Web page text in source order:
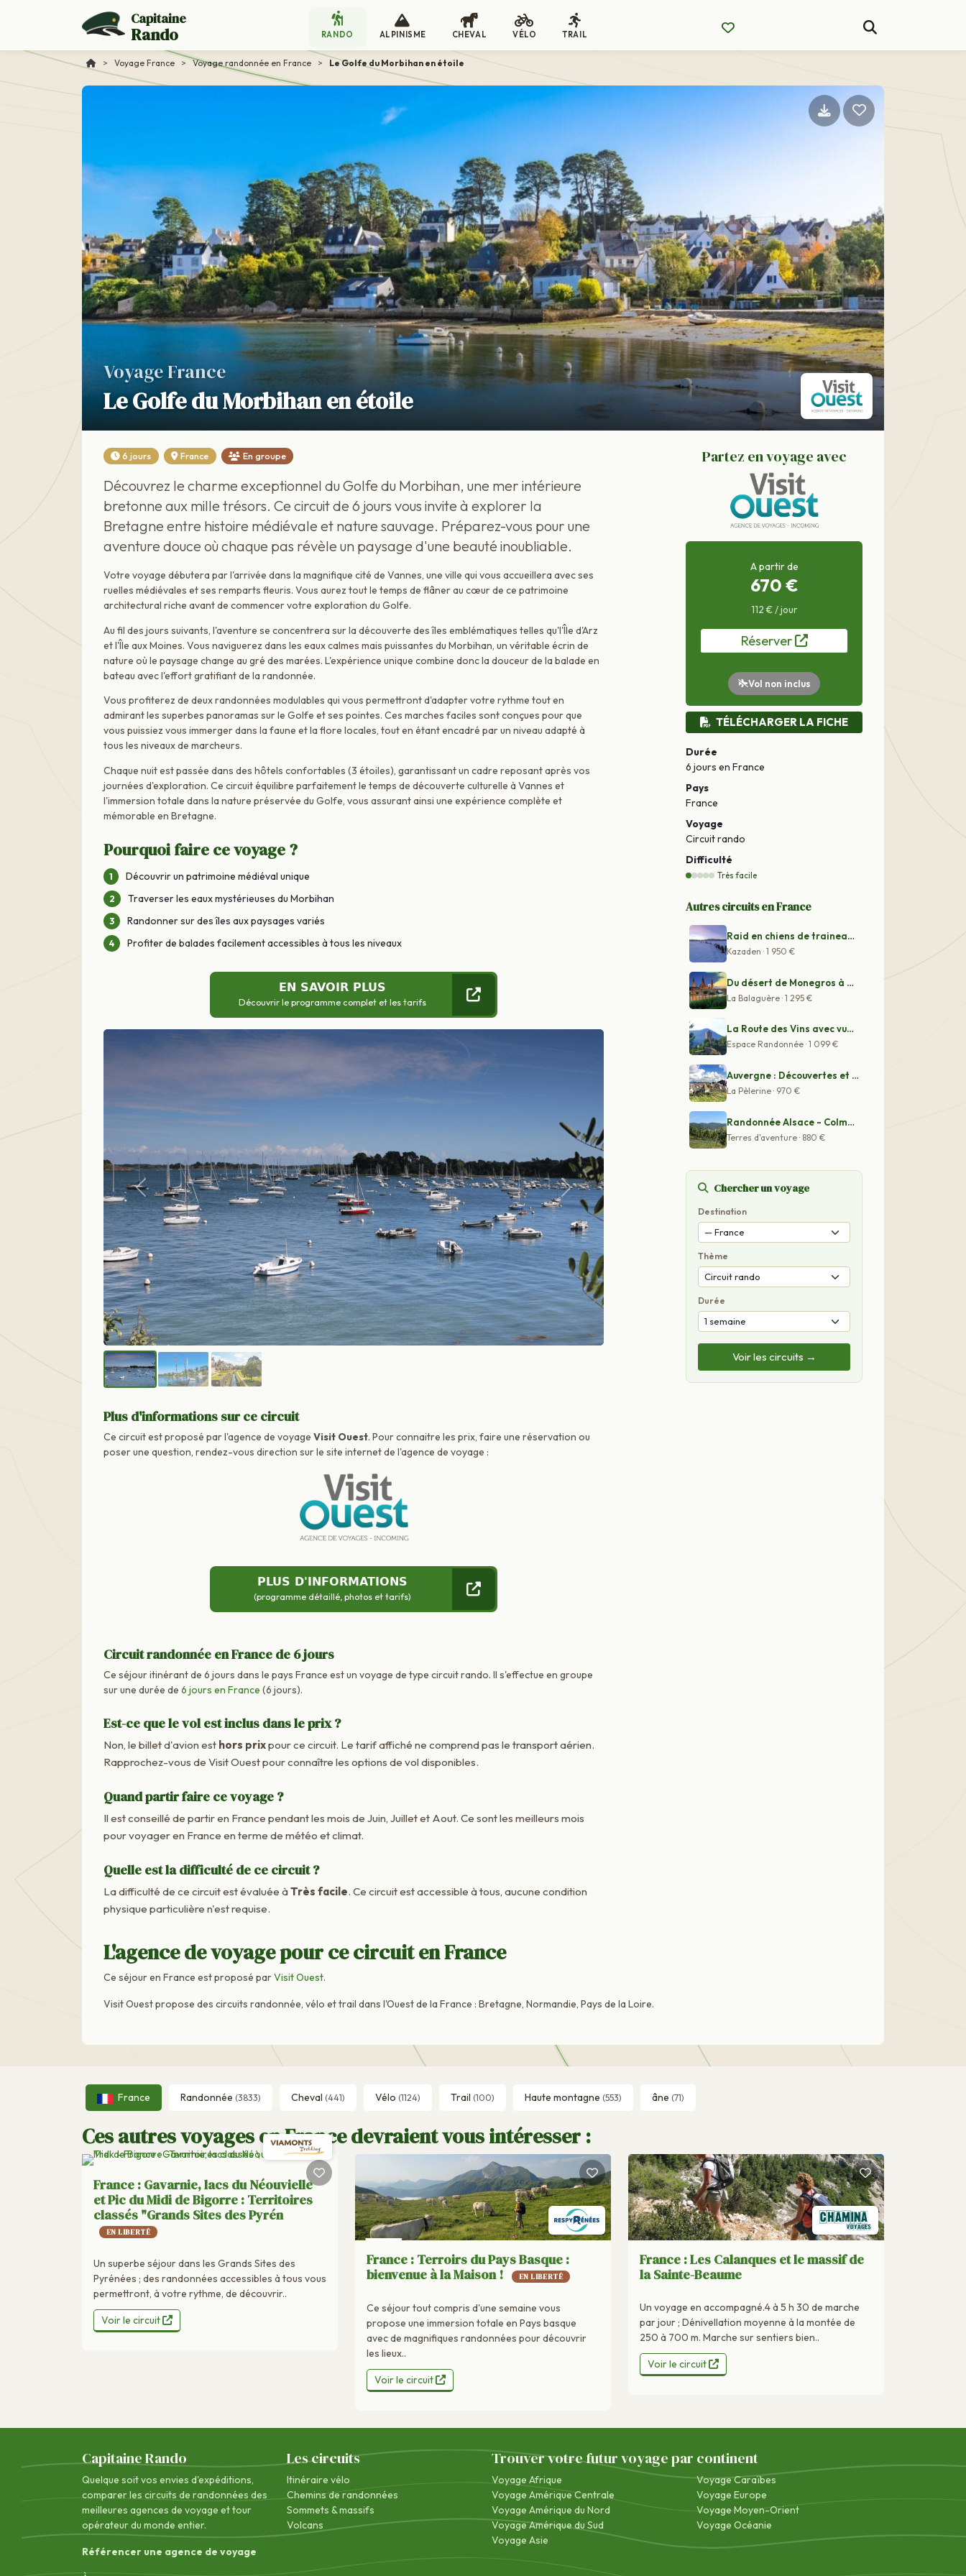
Capitaine
Rando RANDO ALPINISME CHEVAL VÉLO TRAIL
> Voyage France > Voyage randonnée en France > Le Golfe du Morbihan en étoile
Voyage France
Le Golfe du Morbihan en étoile
6 jours France En groupe
Découvrez le charme exceptionnel du Golfe du Morbihan, une mer intérieure
bretonne aux mille trésors. Ce circuit de 6 jours vous invite à explorer la
Bretagne entre histoire médiévale et nature sauvage. Préparez-vous pour une
aventure douce où chaque pas révèle un paysage d'une beauté inoubliable.
Votre voyage débutera par l'arrivée dans la magnifique cité de Vannes, une ville qui vous accueillera avec ses
ruelles médiévales et ses remparts fleuris. Vous aurez tout le temps de flâner au cœur de ce patrimoine
architectural riche avant de commencer votre exploration du Golfe.
Au fil des jours suivants, l'aventure se concentrera sur la découverte des îles emblématiques telles qu'l'Île d'Arz
et l'Île aux Moines. Vous naviguerez dans les eaux calmes mais puissantes du Morbihan, un véritable écrin de
nature où le paysage change au gré des marées. L'expérience unique combine donc la douceur de la balade en
bateau avec l'effort gratifiant de la randonnée.
Vous profiterez de deux randonnées modulables qui vous permettront d'adapter votre rythme tout en
admirant les superbes panoramas sur le Golfe et ses pointes. Ces marches faciles sont conçues pour que
vous puissiez vous immerger dans la faune et la flore locales, tout en étant encadré par un niveau adapté à
tous les niveaux de marcheurs.
Chaque nuit est passée dans des hôtels confortables (3 étoiles), garantissant un cadre reposant après vos
journées d'exploration. Ce circuit équilibre parfaitement le temps de découverte culturelle à Vannes et
l'immersion totale dans la nature préservée du Golfe, vous assurant ainsi une expérience complète et
mémorable en Bretagne.
Pourquoi faire ce voyage ?
Découvrir un patrimoine médiéval unique
Traverser les eaux mystérieuses du Morbihan
Randonner sur des îles aux paysages variés
Profiter de balades facilement accessibles à tous les niveaux
EN SAVOIR PLUS
Découvrir le programme complet et les tarifs
Précédent Suivant
Plus d'informations sur ce circuit
Ce circuit est proposé par l'agence de voyage Visit Ouest. Pour connaitre les prix, faire une réservation ou
poser une question, rendez-vous direction sur le site internet de l'agence de voyage :
PLUS D'INFORMATIONS
(programme détaillé, photos et tarifs)
Circuit randonnée en France de 6 jours
Ce séjour itinérant de 6 jours dans le pays France est un voyage de type circuit rando. Il s'effectue en groupe
sur une durée de 6 jours en France (6 jours).
Est-ce que le vol est inclus dans le prix ?
Non, le billet d'avion est hors prixpour ce circuit. Le tarif affiché ne comprend pas le transport aérien.
Rapprochez-vous de Visit Ouest pour connaître les options de vol disponibles.
Quand partir faire ce voyage ?
Il est conseillé de partir en France pendant les mois de Juin, Juillet et Aout. Ce sont les meilleurs mois
pour voyager en France en terme de météo et climat.
Quelle est la difficulté de ce circuit ?
La difficulté de ce circuit est évaluée àTrès facile. Ce circuit est accessible à tous, aucune condition
physique particulière n'est requise.
Partez en voyage avec
A partir de
670 €
112 € / jour
Réserver
Vol non inclus
TÉLÉCHARGER LA FICHE
Durée
6 jours en France
Pays
France
Voyage
Circuit rando
Difficulté
Très facile
Autres circuits en France
Raid en chiens de traineaux vers le lac Inari
Kazaden · 1 950 €
Du désert de Monegros à Zaragoza, la "Ville aux trois c
La Balaguère · 1 295 €
La Route des Vins avec vue imprenable sur la plaine d'A
Espace Randonnée · 1 099 €
Auvergne : Découvertes et randonnées au pays de Salers
La Pèlerine · 970 €
Randonnée Alsace - Colmar - Saint-Hippolyte
Terres d'aventure · 880 €
Chercher un voyage
Destination
Thème
Durée
Voir les circuits →
L'agence de voyage pour ce circuit en France
Ce séjour en France est proposé parVisit Ouest.
Visit Ouest propose des circuits randonnée, vélo et trail dans l'Ouest de la France : Bretagne, Normandie, Pays de la Loire.
France Randonnée (3833) Cheval (441) Vélo (1124) Trail (100) Haute montagne (553) âne (71)
Ces autres voyages en France devraient vous intéresser :
France : Gavarnie, lacs du Néouvielle
et Pic du Midi de Bigorre : Territoires
classés "Grands Sites des Pyrén
EN LIBERTÉ
Un superbe séjour dans les Grands Sites des
Pyrénées ; des randonnées accessibles à tous vous
permettront, à votre rythme, de découvrir..
Voir le circuit
France : Terroirs du Pays Basque :
bienvenue à la Maison !
EN LIBERTÉ
Ce séjour tout compris d'une semaine vous
propose une immersion totale en Pays basque
avec de magnifiques randonnées pour découvrir
les lieux..
Voir le circuit
France : Les Calanques et le massif de
la Sainte-Beaume
Un voyage en accompagné.4 à 5 h 30 de marche
par jour ; Dénivellation moyenne à la montée de
250 à 700 m. Marche sur sentiers bien..
Voir le circuit
Capitaine Rando
Quelque soit vos envies d'expéditions,
comparer les circuits de randonnées des
meilleures agences de voyage et tour
opérateur du monde entier.
Référencer une agence de voyage
Les circuits
Itinéraire vélo
Chemins de randonnées
Sommets & massifs
Volcans
Trouver votre futur voyage par continent
Voyage Afrique
Voyage Amérique Centrale
Voyage Amérique du Nord
Voyage Amérique du Sud
Voyage Asie
Voyage Caraïbes
Voyage Europe
Voyage Moyen-Orient
Voyage Océanie